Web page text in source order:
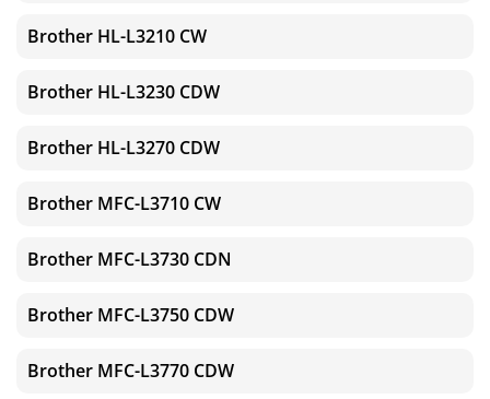
Brother HL-L3210 CW
Brother HL-L3230 CDW
Brother HL-L3270 CDW
Brother MFC-L3710 CW
Brother MFC-L3730 CDN
Brother MFC-L3750 CDW
Brother MFC-L3770 CDW